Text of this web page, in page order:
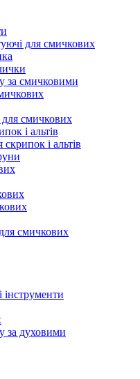
для смичкових
за смичковими
для смичкових
і альтів
і альтів
смичкових
інструменти
за духовими